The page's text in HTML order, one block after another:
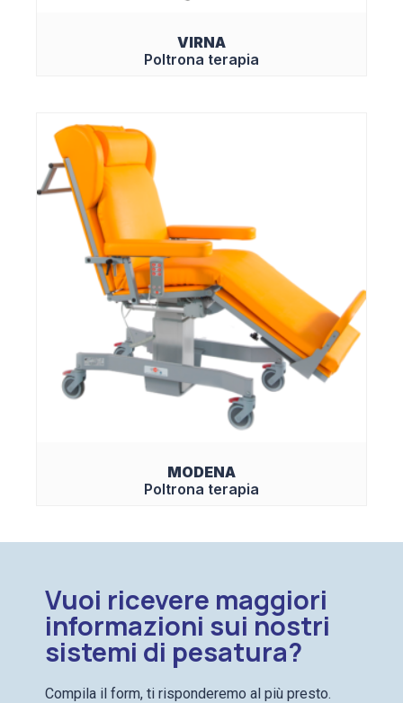
VIRNA
Poltrona terapia
MODENA
Poltrona terapia
Vuoi ricevere maggiori
informazioni sui nostri
sistemi di pesatura?
Compila il form, ti risponderemo al più presto.